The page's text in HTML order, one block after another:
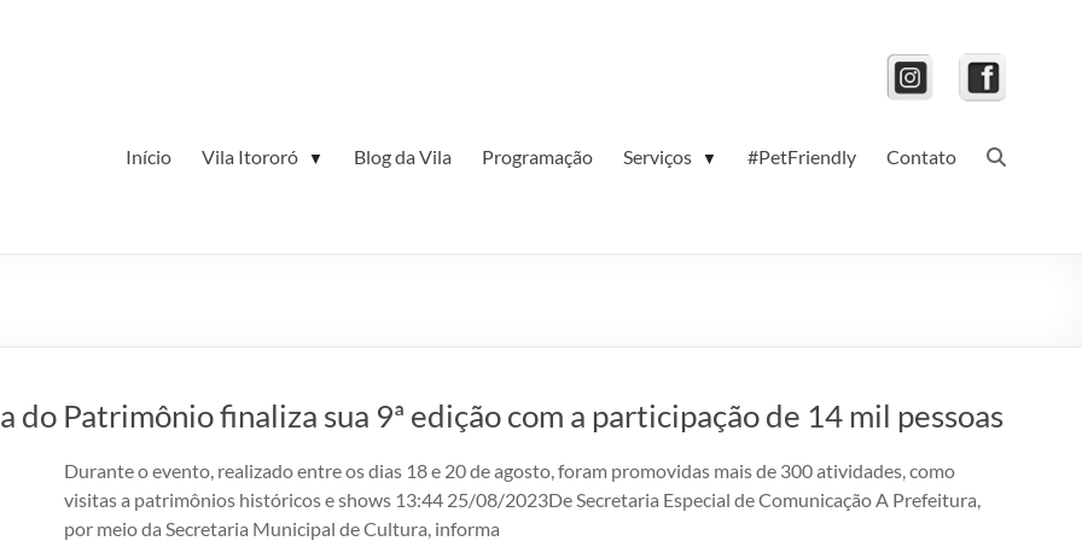
Início Vila Itororó ▼ Blog da Vila Programação Serviços ▼ #PetFriendly Contato
do Patrimônio finaliza sua 9ª edição com a participação de 14 mil pessoas
Durante o evento, realizado entre os dias 18 e 20 de agosto, foram promovidas mais de 300 atividades, como
visitas a patrimônios históricos e shows 13:44 25/08/2023De Secretaria Especial de Comunicação A Prefeitura,
por meio da Secretaria Municipal de Cultura, informa